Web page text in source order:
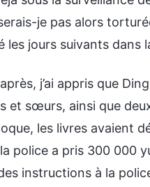
je pas alors
les jours suivants dans
j’ai appris que
et sœurs, ainsi que
les livres avaient
police a pris 300 000
instructions à la